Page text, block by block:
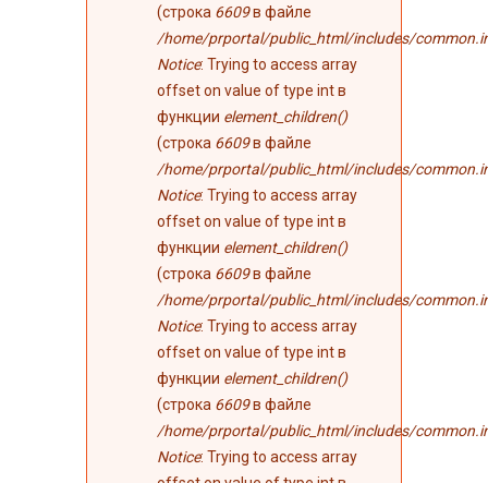
(строка 6609в файле
/home/prportal/public_html/includes/
Notice: Trying to access array
offset on value of type int в
функции element_children()
(строка 6609в файле
/home/prportal/public_html/includes/
Notice: Trying to access array
offset on value of type int в
функции element_children()
(строка 6609в файле
/home/prportal/public_html/includes/
Notice: Trying to access array
offset on value of type int в
функции element_children()
(строка 6609в файле
/home/prportal/public_html/includes/
Notice: Trying to access array